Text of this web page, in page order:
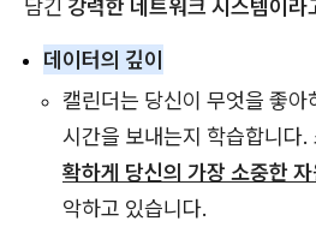
담긴 강력한 네트워크 시스템이라
데이터의 깊이
캘린더는 당신이 무엇을 좋
시간을 보내는지 학습합니다
확하게 당신의 가장 소중한
악하고 있습니다.